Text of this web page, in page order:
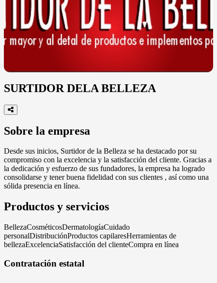
SURTIDOR DELA BELLEZA
Sobre la empresa
Desde sus inicios, Surtidor de la Belleza se ha destacado por su
compromiso con la excelencia y la satisfacción del cliente. Gracias a
la dedicación y esfuerzo de sus fundadores, la empresa ha logrado
consolidarse y tener buena fidelidad con sus clientes , así como una
sólida presencia en línea.
Productos y servicios
BellezaCosméticosDermatologíaCuidado
personalDistribuciónProductos capilaresHerramientas de
bellezaExcelenciaSatisfacción del clienteCompra en línea
Contratación estatal